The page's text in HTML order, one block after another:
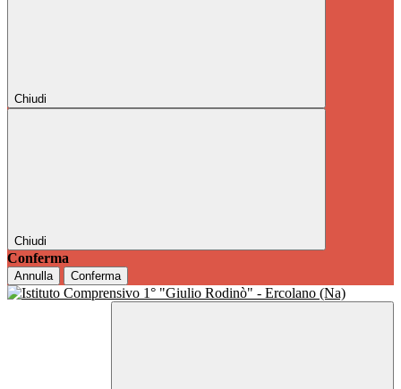
Chiudi
Chiudi
Conferma
Annulla Conferma